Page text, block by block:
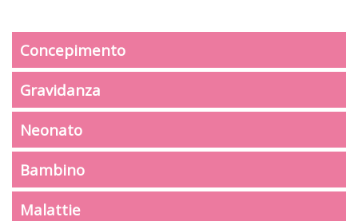
Concepimento
Gravidanza
Neonato
Bambino
Malattie